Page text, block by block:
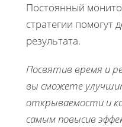
Постоянный
стратегии помогут
результата.
Посвятив время и
вы сможете
открываемости и
самым повысив